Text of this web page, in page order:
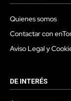
Quienes somos
Contactar con
Aviso Legal y
DE INTERÉS